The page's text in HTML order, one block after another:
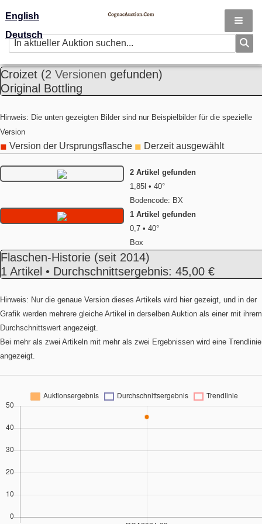
English
Deutsch
Croizet (2 Versionen gefunden)
Original Bottling
Hinweis: Die unten gezeigten Bilder sind nur Beispielbilder für die spezielle
Version
◼ Version der Ursprungsflasche ◼ Derzeit ausgewählt
2 Artikel gefunden
1,85l • 40°
Bodencode: BX
1 Artikel gefunden
0,7 • 40°
Box
Flaschen-Historie (seit 2014)
1 Artikel • Durchschnittsergebnis: 45,00 €
Hinweis: Nur die genaue Version dieses Artikels wird hier gezeigt, und in der
Grafik werden mehrere gleiche Artikel in derselben Auktion als einer mit ihrem
Durchschnittswert angezeigt.
Bei mehr als zwei Artikeln mit mehr als zwei Ergebnissen wird eine Trendlinie
angezeigt.